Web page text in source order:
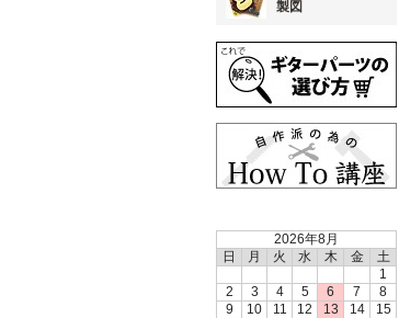
製図
2026年8月
日
月 火 水 木 金
土
1
2
3 4 5 6 7
8
9
10 11 12 13 14
15